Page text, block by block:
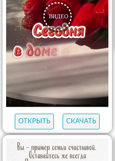
ОТКРЫТЬ СКАЧАТЬ